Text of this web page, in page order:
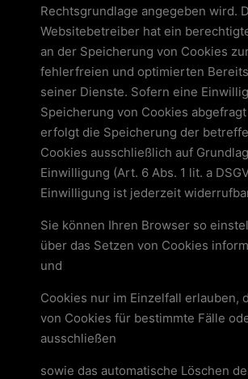
Rechtsgrundlage angegeben wird.
Websitebetreiber hat ein
an der Speicherung von Cookies
fehlerfreien und optimierten
seiner Dienste. Sofern eine
Speicherung von Cookies
erfolgt die Speicherung der
Cookies ausschließlich auf
Einwilligung (Art. 6 Abs. 1 lit. a
Einwilligung ist jederzeit
Sie können Ihren Browser so
über das Setzen von Cookies
und
Cookies nur im Einzelfall erlauben,
von Cookies für bestimmte Fälle
ausschließen
sowie das automatische Löschen